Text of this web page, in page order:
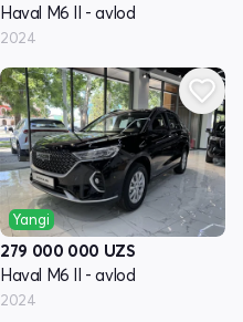
Haval M6 II - avlod
2024
Yangi
279 000 000 UZS
Haval M6 II - avlod
2024